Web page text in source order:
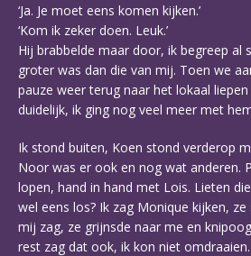
‘Ja. Je moet eens komen kijken.’
‘Kom ik zeker doen. Leuk.’
Hij brabbelde maar door, ik begreep al
groter was dan die van mij. Toen we
pauze weer terug naar het lokaal
duidelijk, ik ging nog veel meer met
Ik stond buiten, Koen stond verderop
Noor was er ook en nog wat anderen.
lopen, hand in hand met Lois. Lieten
wel eens los? Ik zag Monique kijken,
mij zag, ze grijnsde naar me en
rest zag dat ook, ik kon niet omdraaien.